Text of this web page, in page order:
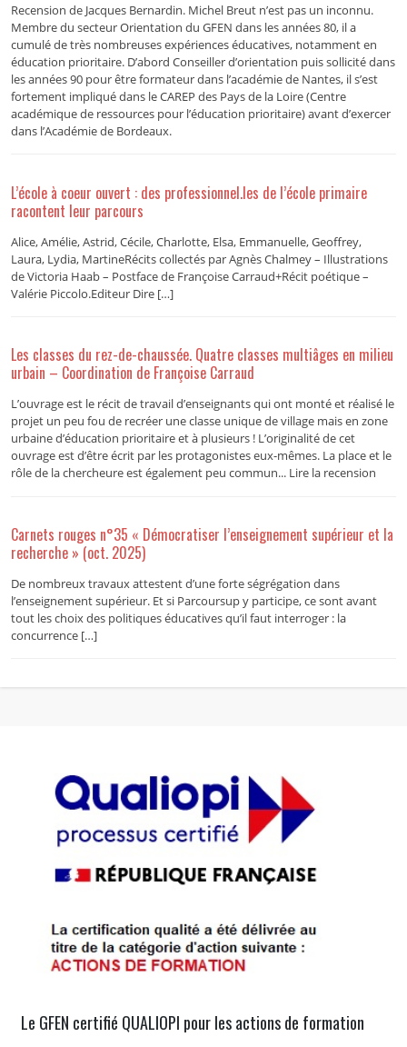
Recension de Jacques Bernardin. Michel Breut n’est pas un inconnu.
Membre du secteur Orientation du GFEN dans les années 80, il a
cumulé de très nombreuses expériences éducatives, notamment en
éducation prioritaire. D’abord Conseiller d’orientation puis sollicité dans
les années 90 pour être formateur dans l’académie de Nantes, il s’est
fortement impliqué dans le CAREP des Pays de la Loire (Centre
académique de ressources pour l’éducation prioritaire) avant d’exercer
dans l’Académie de Bordeaux.
L’école à coeur ouvert : des professionnel.les de l’école primaire
racontent leur parcours
Alice, Amélie, Astrid, Cécile, Charlotte, Elsa, Emmanuelle, Geoffrey,
Laura, Lydia, MartineRécits collectés par Agnès Chalmey – Illustrations
de Victoria Haab – Postface de Françoise Carraud+Récit poétique –
Valérie Piccolo.Editeur Dire […]
Les classes du rez-de-chaussée. Quatre classes multiâges en milieu
urbain – Coordination de Françoise Carraud
L’ouvrage est le récit de travail d’enseignants qui ont monté et réalisé le
projet un peu fou de recréer une classe unique de village mais en zone
urbaine d’éducation prioritaire et à plusieurs ! L’originalité de cet
ouvrage est d’être écrit par les protagonistes eux-mêmes. La place et le
rôle de la chercheure est également peu commun... Lire la recension
Carnets rouges n°35 « Démocratiser l’enseignement supérieur et la
recherche » (oct. 2025)
De nombreux travaux attestent d’une forte ségrégation dans
l’enseignement supérieur. Et si Parcoursup y participe, ce sont avant
tout les choix des politiques éducatives qu’il faut interroger : la
concurrence […]
Le GFEN certifié QUALIOPI pour les actions de formation